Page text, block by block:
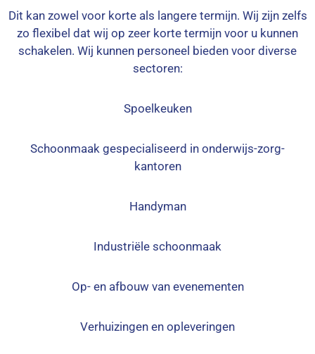
Dit kan zowel voor korte als langere termijn. Wij zijn zelfs
zo flexibel dat wij op zeer korte termijn voor u kunnen
schakelen. Wij kunnen personeel bieden voor diverse
sectoren:
Spoelkeuken
Schoonmaak gespecialiseerd in onderwijs-zorg-
kantoren
Handyman
Industriële schoonmaak
Op- en afbouw van evenementen
Verhuizingen en opleveringen